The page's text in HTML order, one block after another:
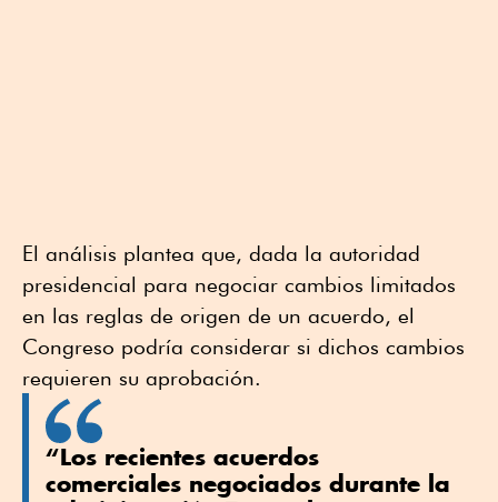
El análisis plantea que, dada la autoridad
presidencial para negociar cambios limitados
en las reglas de origen de un acuerdo, el
Congreso podría considerar si dichos cambios
requieren su aprobación.
“Los recientes acuerdos
comerciales negociados durante la